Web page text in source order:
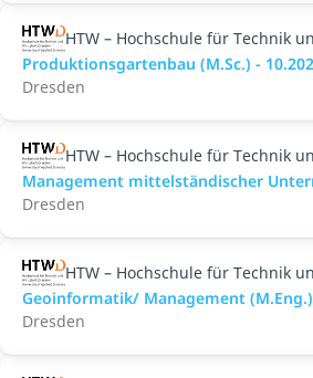
HTW – Hochschule für Technik
Produktionsgartenbau (M.Sc.) -
Dresden
HTW – Hochschule für Technik
Management mittelständischer
Dresden
HTW – Hochschule für Technik
Geoinformatik/ Management (M.Eng.)
Dresden